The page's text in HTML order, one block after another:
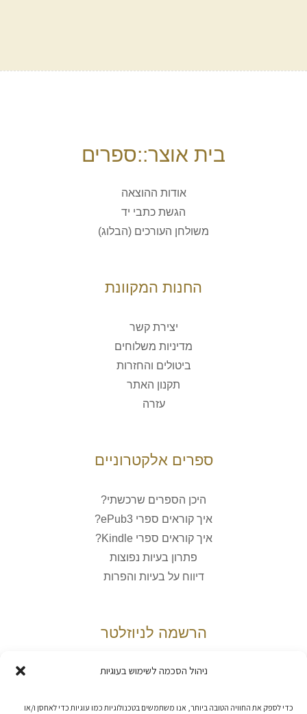
ניהול הסכמה לשימוש בעוגיות
כדי לספק את החוויה הטובה ביותר, אנו משתמשים בטכנולוגיות כמו עוגיות כדי לאחסן ו/או
בית אוצר::ספרים
אודות ההוצאה
הגשת כתבי יד
משולחן העורכים (הבלוג)
החנות המקוונת
יצירת קשר
מדיניות משלוחים
ביטולים והחזרות
תקנון האתר
עזרה
ספרים אלקטרוניים
היכן הספרים שרכשתי?
איך קוראים ספרי ePub3?
איך קוראים ספרי Kindle?
פתרון בעיות נפוצות
דיווח על בעיות והפרות
הרשמה לניוזלטר